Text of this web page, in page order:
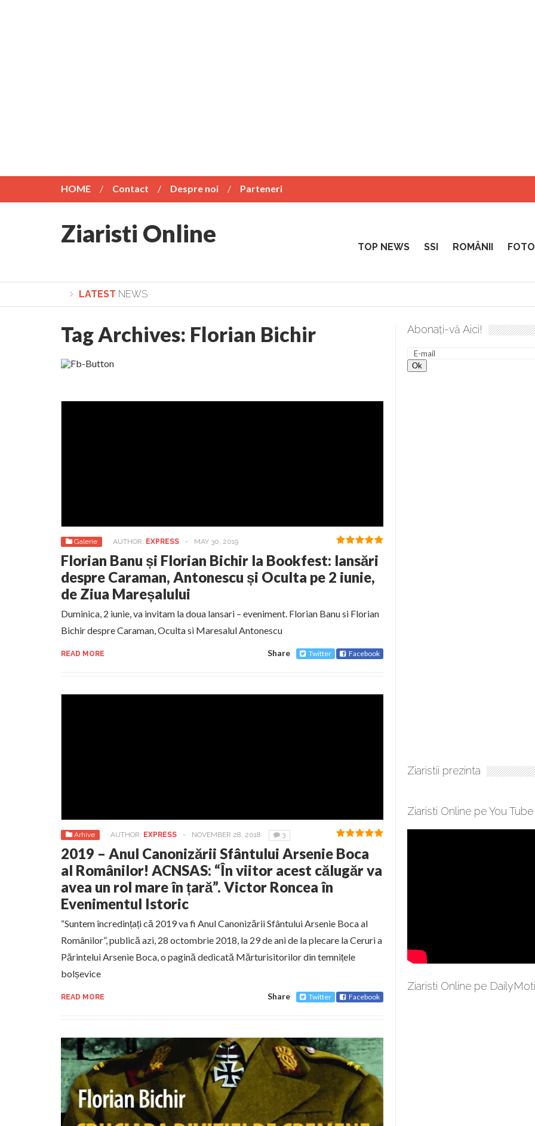
HOME Contact Despre noi Parteneri
Ziaristi Online TOP NEWS SSI ROMÂNII
LATEST NEWS
Lepădarea de sine și urmarea lui Hristos. Calea spre desăvârșire. Gând de duminică de Elena Solunca Moise
Tag Archives: Florian Bichir
Galerie AUTHOR: EXPRESS - MAY 30, 2019
Florian Banu și Florian Bichir la Bookfest: lansări
despre Caraman, Antonescu și Oculta pe 2 iunie,
de Ziua Mareșalului
Duminica, 2 iunie, va invitam la doua lansari – eveniment. Florian Banu si Florian
Bichir despre Caraman, Oculta si Maresalul Antonescu
READ MORE Share Twitter Facebook
Arhive AUTHOR: EXPRESS - NOVEMBER 28, 2018 3
2019 – Anul Canonizării Sfântului Arsenie Boca
al Românilor! ACNSAS: “În viitor acest călugăr va
avea un rol mare în țară”. Victor Roncea în
Evenimentul Istoric
“Suntem încredințați că 2019 va fi Anul Canonizării Sfântului Arsenie Boca al
Românilor”, publică azi, 28 octombrie 2018, la 29 de ani de la plecare la Ceruri a
Părintelui Arsenie Boca, o pagină dedicată Mărturisitorilor din temnițele
bolșevice
READ MORE Share Twitter Facebook
Abonați-vă Aici!
Ziaristii prezinta
Ziaristi Online pe You Tube
Ziaristi Online pe